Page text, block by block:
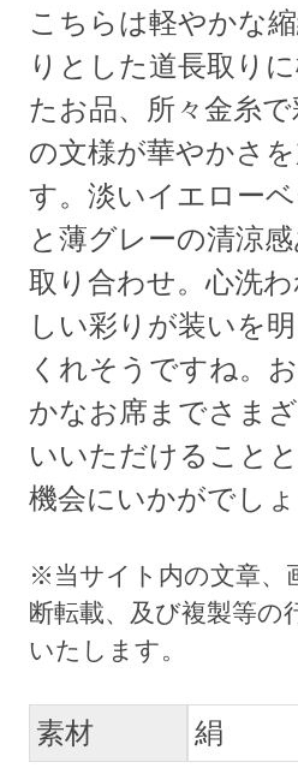
こちらは軽やかな
りとした道長取り
たお品、所々金糸
の文様が華やかさ
す。淡いイエロー
と薄グレーの清涼
取り合わせ。心洗
しい彩りが装いを
くれそうですね。
かなお席までさま
いいただけること
機会にいかがでしょ
素材 絹